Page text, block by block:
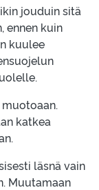
jouduin sitä
ennen kuin
kuulee
katkea
läsnä vain
Muutamaan